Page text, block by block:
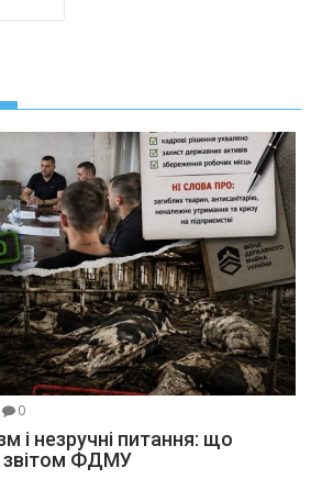
0
і незручні питання: що
звітом ФДМУ